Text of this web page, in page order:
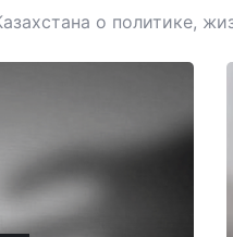
о политике,